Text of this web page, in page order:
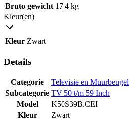
Bruto gewicht 17.4 kg
Kleur(en)
Kleur Zwart
Details
Categorie
Televisie en
Subcategorie TV 50 t/m 59 Inch
Model
K50S39B.CEI
Kleur
Zwart